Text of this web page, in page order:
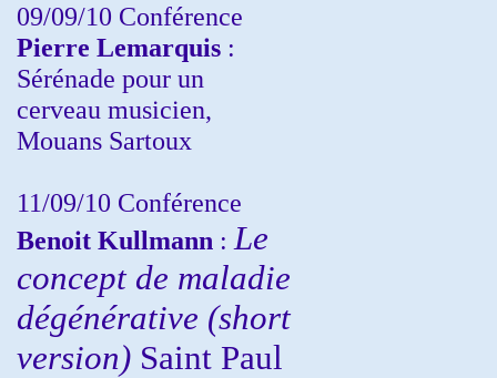
09/09/10 Conférence
Pierre Lemarquis :
Sérénade pour un
cerveau musicien,
Mouans Sartoux
11/09/10 Conférence
Benoit Kullmann : Le
concept de maladie
dégénérative (short
version) Saint Paul